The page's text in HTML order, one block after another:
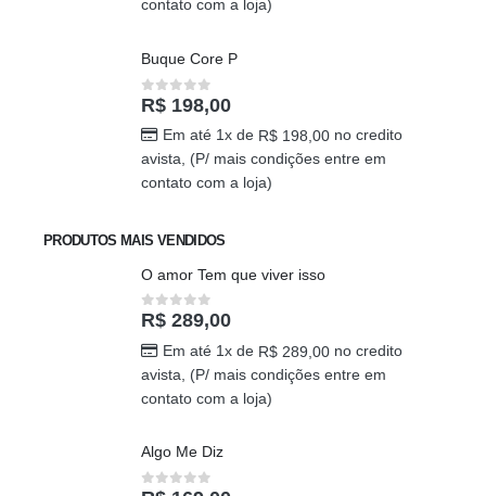
Em até 1x deR$
contato com a loja)
Buque Core P
0out of 5
R$198,00
Em até 1x deR$
contato com a loja)
PRODUTOS MAIS VENDIDOS
O amor Tem que viver isso
0out of 5
R$289,00
Em até 1x deR$
contato com a loja)